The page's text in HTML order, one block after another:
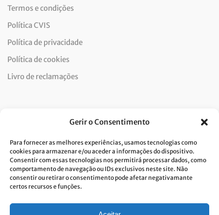
Gerir o Consentimento
Para fornecer as melhores experiências, usamos tecnologias como
cookies para armazenar e/ou aceder a informações do dispositivo.
Consentir com essas tecnologias nos permitirá processar dados, como
comportamento de navegação ou IDs exclusivos neste site. Não
consentir ou retirar o consentimento pode afetar negativamante
certos recursos e funções.
Termos e condições
Política CVIS
Política de privacidade
Política de cookies
Livro de reclamações
Dou consentimento ao tratamento de dados e aceito a
política de privacidade.*
A Costa Verde está comprometida com a implementação do RGPD. Para
Cliqueaquie conheça a nossa Política de Privacidade.